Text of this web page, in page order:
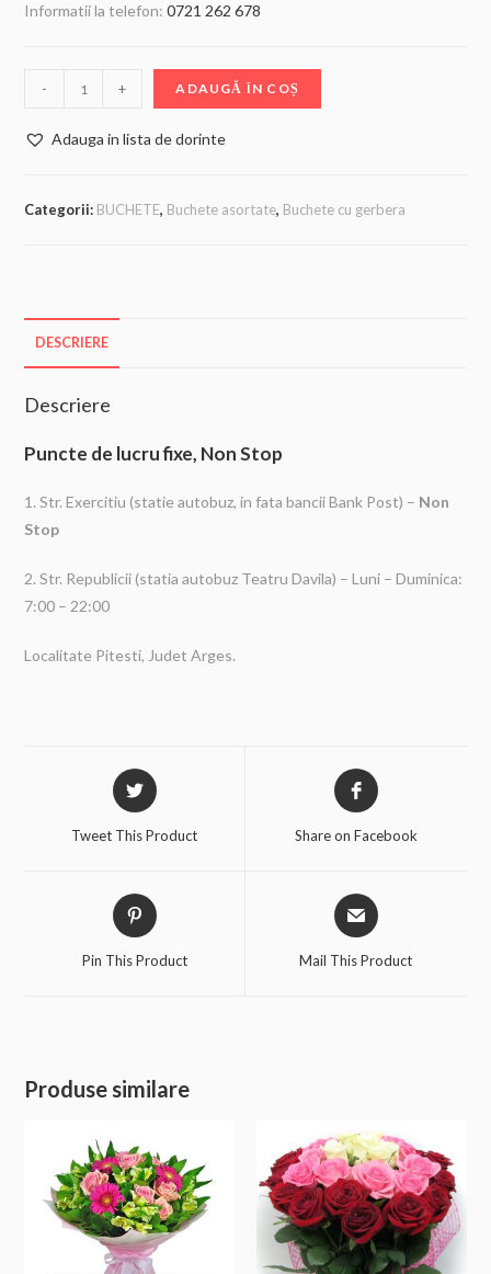
Informatii la telefon:0721 262 678
- + ADAUGĂ ÎN COȘ
Adauga in lista de dorinte
Categorii: BUCHETE, Buchete asortate, Buchete cu gerbera
DESCRIERE
Descriere
Puncte de lucru fixe, Non Stop
1. Str. Exercitiu (statie autobuz, in fata bancii Bank Post) – Non
Stop
2. Str. Republicii (statia autobuz Teatru Davila) – Luni – Duminica:
7:00 – 22:00
Localitate Pitesti, Judet Arges.
Tweet This Product Share on Facebook
Pin This Product Mail This Product
Produse similare